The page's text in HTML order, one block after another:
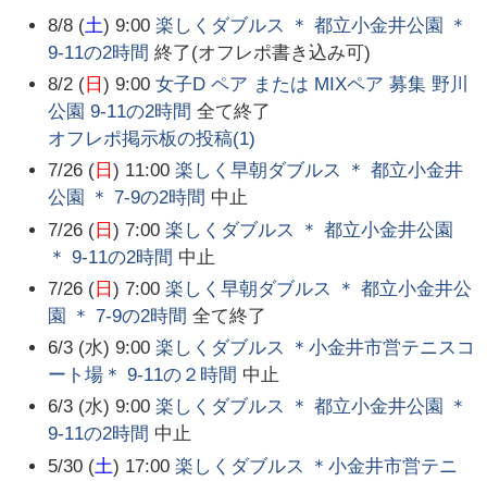
8/8 (土) 9:00 楽しくダブルス ＊ 都立小金井公園 ＊
9-11の2時間 終了(オフレポ書き込み可)
8/2 ( 日) 9:00 女子D ペア または MIXペア 募集 野川
公園 9-11の2時間 全て終了
オフレポ掲示板の投稿(1)
7/26 ( 日) 11:00 楽しく早朝ダブルス ＊ 都立小金井
公園 ＊ 7-9の2時間 中止
7/26 ( 日) 7:00 楽しくダブルス ＊ 都立小金井公園
＊ 9-11の2時間 中止
7/26 ( 日) 7:00 楽しく早朝ダブルス ＊ 都立小金井公
園 ＊ 7-9の2時間 全て終了
6/3 (水) 9:00 楽しくダブルス ＊小金井市営テニスコ
ート場＊ 9-11の２時間 中止
6/3 (水) 9:00 楽しくダブルス ＊ 都立小金井公園 ＊
9-11の2時間 中止
5/30 (土) 17:00 楽しくダブルス ＊小金井市営テニ